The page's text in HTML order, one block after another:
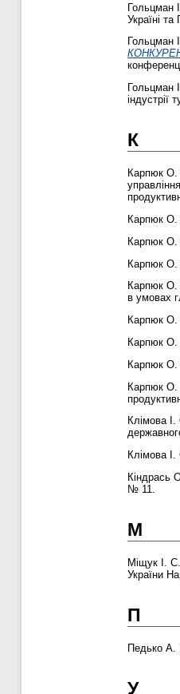
Гольцман
Україні
Гольцман
Гольцман
індустрії
К
Карпюк О.
Карпюк О.
Карпюк О.
Карпюк О.
Карпюк О.
в умовах
Карпюк О.
Карпюк О.
Карпюк О.
Карпюк О.
Клімова
Клімова
Кіндрась
№ 11.
М
Міщук І. С.
України
П
Педько А.
У